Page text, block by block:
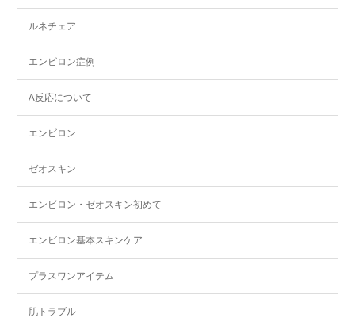
ルネチェア
エンビロン症例
A反応について
エンビロン
ゼオスキン
エンビロン・ゼオスキン初めて
エンビロン基本スキンケア
プラスワンアイテム
肌トラブル